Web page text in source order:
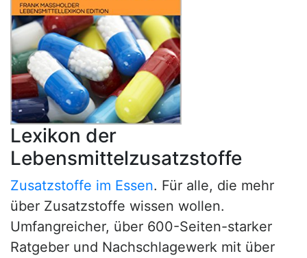
Lexikon der
Lebensmittelzusatzstoffe
Zusatzstoffe im Essen. Für alle, die mehr
über Zusatzstoffe wissen wollen.
Umfangreicher, über 600-Seiten-starker
Ratgeber und Nachschlagewerk mit über